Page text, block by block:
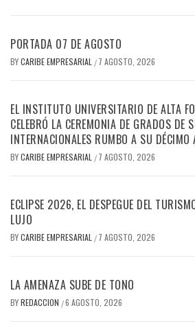
PORTADA 07 DE AGOSTO
BYCARIBE EMPRESARIAL / 7 AGOSTO, 2026
EL INSTITUTO UNIVERSITARIO DE ALTA
CELEBRÓ LA CEREMONIA DE GRADOS DE
INTERNACIONALES RUMBO A SU DÉCIMO
BYCARIBE EMPRESARIAL / 7 AGOSTO, 2026
ECLIPSE 2026, EL DESPEGUE DEL
LUJO
BYCARIBE EMPRESARIAL / 7 AGOSTO, 2026
LA AMENAZA SUBE DE TONO
BYREDACCION /6 AGOSTO, 2026